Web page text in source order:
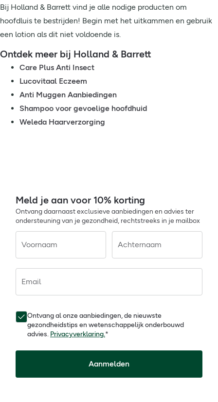
Bij Holland & Barrett vind je alle nodige producten om
hoofdluis te bestrijden! Begin met het uitkammen en gebruik
een lotion als dit niet voldoende is.
Ontdek meer bij Holland & Barrett
Care Plus Anti Insect
Lucovitaal Eczeem
Anti Muggen Aanbiedingen
Shampoo voor gevoelige hoofdhuid
Weleda Haarverzorging
Meld je aan voor 10% korting
Ontvang daarnaast exclusieve aanbiedingen en advies ter
ondersteuning van je gezondheid, rechtstreeks in je mailbox
Voornaam Achternaam
Email
Ontvang al onze aanbiedingen, de nieuwste
gezondheidstips en wetenschappelijk onderbouwd
advies. Privacyverklaring.*
Aanmelden